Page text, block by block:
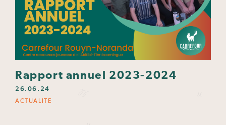
Rapport annuel 2023-2024
26.06.24
ACTUALITE